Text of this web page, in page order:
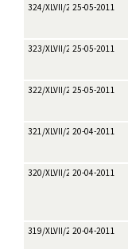
324/XLVII/201125-05-2011
323/XLVII/201125-05-2011
322/XLVII/201125-05-2011
321/XLVII/201120-04-2011
320/XLVII/201120-04-2011
319/XLVII/201120-04-2011